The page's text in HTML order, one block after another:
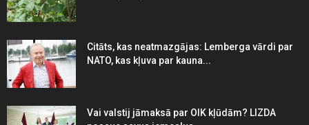
Citāts, kas neatmazgājas: Lemberga vārdi par
NATO, kas kļuva par kauna...
Vai valstij jāmaksā par OIK kļūdām? LIZDA